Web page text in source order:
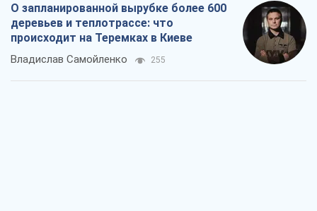
О запланированной вырубке более 600
деревьев и теплотрассе: что
происходит на Теремках в Киеве
Владислав Самойленко 255